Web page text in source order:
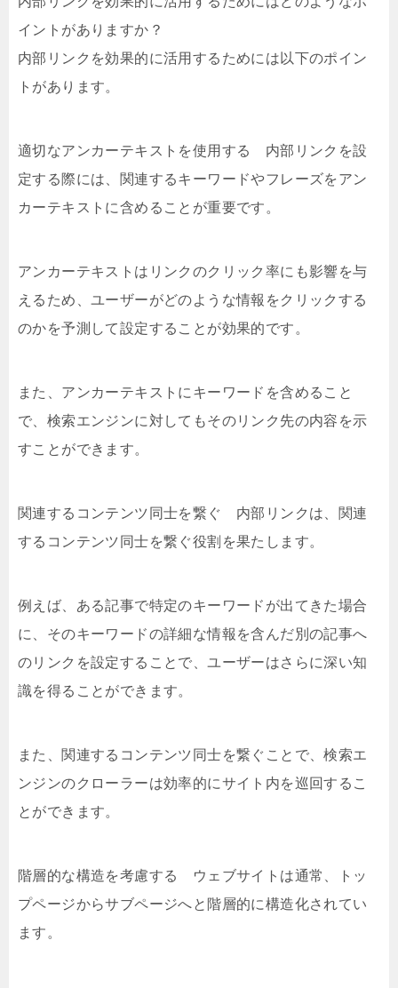
イントがありますか？
内部リンクを効果的に活用するためには以下のポイン
トがあります。
適切なアンカーテキストを使用する 内部リンクを設
定する際には、関連するキーワードやフレーズをアン
カーテキストに含めることが重要です。
アンカーテキストはリンクのクリック率にも影響を与
えるため、ユーザーがどのような情報をクリックする
のかを予測して設定することが効果的です。
また、アンカーテキストにキーワードを含めること
で、検索エンジンに対してもそのリンク先の内容を示
すことができます。
関連するコンテンツ同士を繋ぐ 内部リンクは、関連
するコンテンツ同士を繋ぐ役割を果たします。
例えば、ある記事で特定のキーワードが出てきた場合
に、そのキーワードの詳細な情報を含んだ別の記事へ
のリンクを設定することで、ユーザーはさらに深い知
識を得ることができます。
また、関連するコンテンツ同士を繋ぐことで、検索エ
ンジンのクローラーは効率的にサイト内を巡回するこ
とができます。
階層的な構造を考慮する ウェブサイトは通常、トッ
プページからサブページへと階層的に構造化されてい
ます。